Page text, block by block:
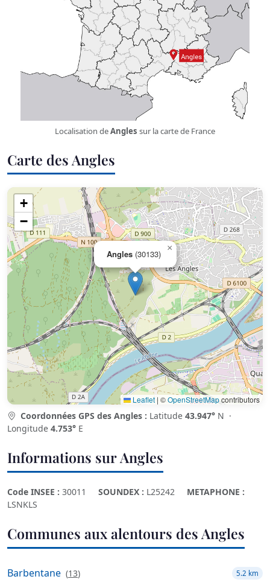
Localisation deAngles sur la carte de France
Carte des Angles
Angles (30133)
×
+
−
Leaflet | ©OpenStreetMapcontributors
Coordonnées GPS des Angles : Latitude 43.947° N ·
Longitude 4.753° E
Informations sur Angles
Code INSEE : 30011 SOUNDEX : L25242
METAPHONE :
LSNKLS
Communes aux alentours des Angles
Barbentane (13) 5.2 km